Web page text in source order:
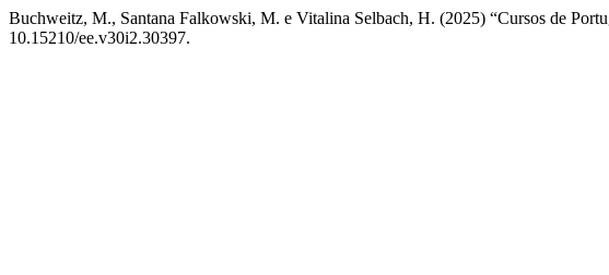
Buchweitz, M., Santana Falkowski, M. e Vitalina Selbach, H. (2025) “Cursos de
10.15210/ee.v30i2.30397.